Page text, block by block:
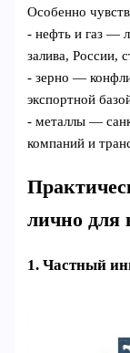
Особенно
- нефть и газ —
залива, России,
- зерно —
экспортной
- металлы —
компаний и
лично для
1. Частный